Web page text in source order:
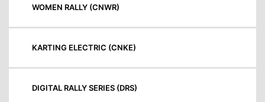
WOMEN RALLY (CNWR)
KARTING ELECTRIC (CNKE)
DIGITAL RALLY SERIES (DRS)